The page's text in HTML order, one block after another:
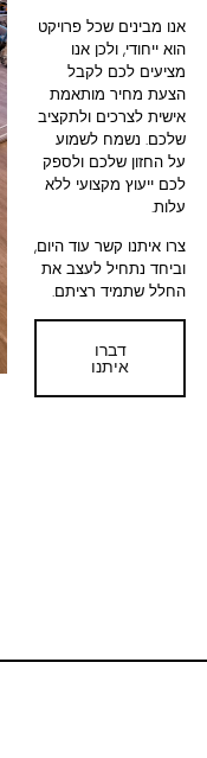
אנו מבינים שכל פרויקט
הוא ייחודי, ולכן אנו
מציעים לכם לקבל
הצעת מחיר מותאמת
אישית לצרכים ולתקציב
שלכם. נשמח לשמוע
על החזון שלכם ולספק
לכם ייעוץ מקצועי ללא
עלות.
צרו איתנו קשר עוד היום,
וביחד נתחיל לעצב את
החלל שתמיד רציתם.
דברו
איתנו